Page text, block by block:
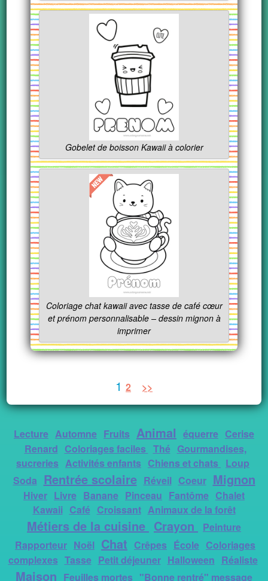
Gobelet de boisson Kawaii à colorier
Coloriage chat kawaii avec tasse de café cœur
et prénom personnalisable – dessin mignon à
imprimer
1 2 >>
Lecture Automne Fruits Animal équerre Cerise
Renard Coloriages faciles Thé Gourmandises,
sucreries Activités enfants Chiens et chats
Loup
Soda Rentrée scolaire Réveil Coeur Mignon
Hiver Livre Banane Pinceau Fantôme Chalet
Kawaii Café Croissant Animaux de la forêt
Métiers de la cuisine Crayon
Peinture
Rapporteur Noël Chat Crêpes École Coloriages
complexes Tasse Petit déjeuner Halloween Réaliste
Maison Feuilles mortes "Bonne rentré" message